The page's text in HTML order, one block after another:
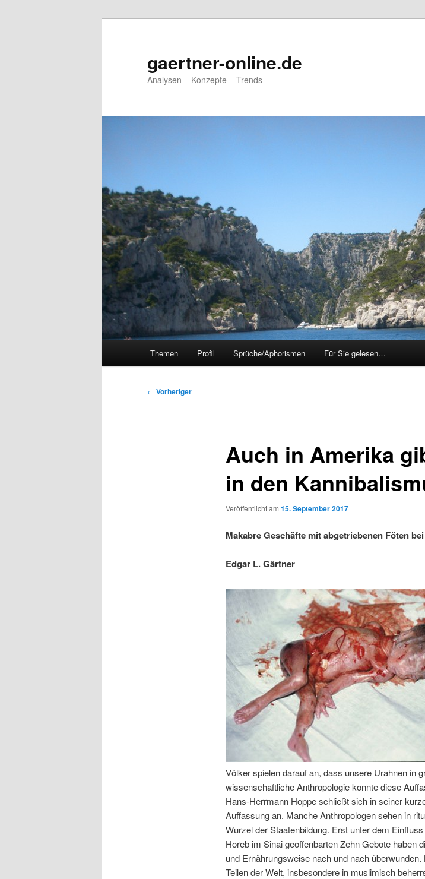
gaertner-online.de
Analysen – Konzepte – Trends
Themen Profil Sprüche/Aphorismen Für Sie gelesen…
Beitragsnavigation
← Vorheriger
Auch in Amerika
in den
Veröffentlicht am 15. September 2017
Makabre Geschäfte mit abgetriebenen Föten
Edgar L. Gärtner
Völker spielen darauf an, dass unsere Urahnen in
wissenschaftliche Anthropologie konnte diese
Hans-Herrmann Hoppe schließt sich in seiner
Auffassung an. Manche Anthropologen sehen in
Wurzel der Staatenbildung. Erst unter dem
Horeb im Sinai geoffenbarten Zehn Gebote haben
und Ernährungsweise nach und nach
Teilen der Welt, insbesondere in muslimisch